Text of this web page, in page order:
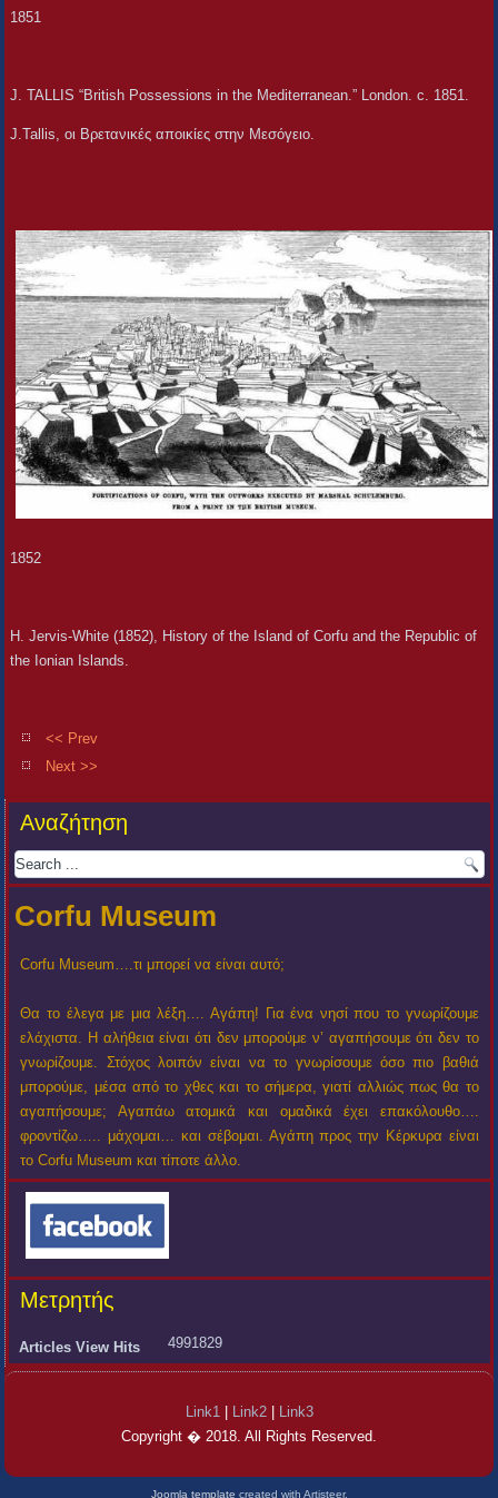
1851
J. TALLIS “British Possessions in the Mediterranean.” London. c. 1851.
J.Tallis, οι Βρετανικές αποικίες στην Μεσόγειο.
1852
H. Jervis-White (1852), History of the Island of Corfu and the Republic of
the Ionian Islands.
<< Prev
Next >>
Αναζήτηση
Corfu Museum
Corfu Museum….τι μπορεί να είναι αυτό;
Θα το έλεγα με μια λέξη…. Αγάπη! Για ένα νησί που το γνωρίζουμε
ελάχιστα. Η αλήθεια είναι ότι δεν μπορούμε ν’ αγαπήσουμε ότι δεν το
γνωρίζουμε. Στόχος λοιπόν είναι να το γνωρίσουμε όσο πιο βαθιά
μπορούμε, μέσα από το χθες και το σήμερα, γιατί αλλιώς πως θα το
αγαπήσουμε; Αγαπάω ατομικά και ομαδικά έχει επακόλουθο….
φροντίζω….. μάχομαι… και σέβομαι. Αγάπη προς την Κέρκυρα είναι
το Corfu Museum και τίποτε άλλο.
Μετρητής
Articles View Hits 4991829
Link1| Link2|
Link3
Copyright � 2018. All Rights Reserved.
Joomla template created with Artisteer.